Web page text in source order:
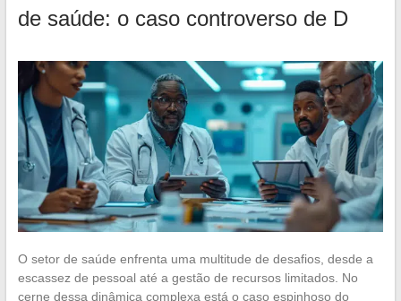
de saúde: o caso controverso de D
O setor de saúde enfrenta uma multitude de desafios, desde a
escassez de pessoal até a gestão de recursos limitados. No
cerne dessa dinâmica complexa está o caso espinhoso do